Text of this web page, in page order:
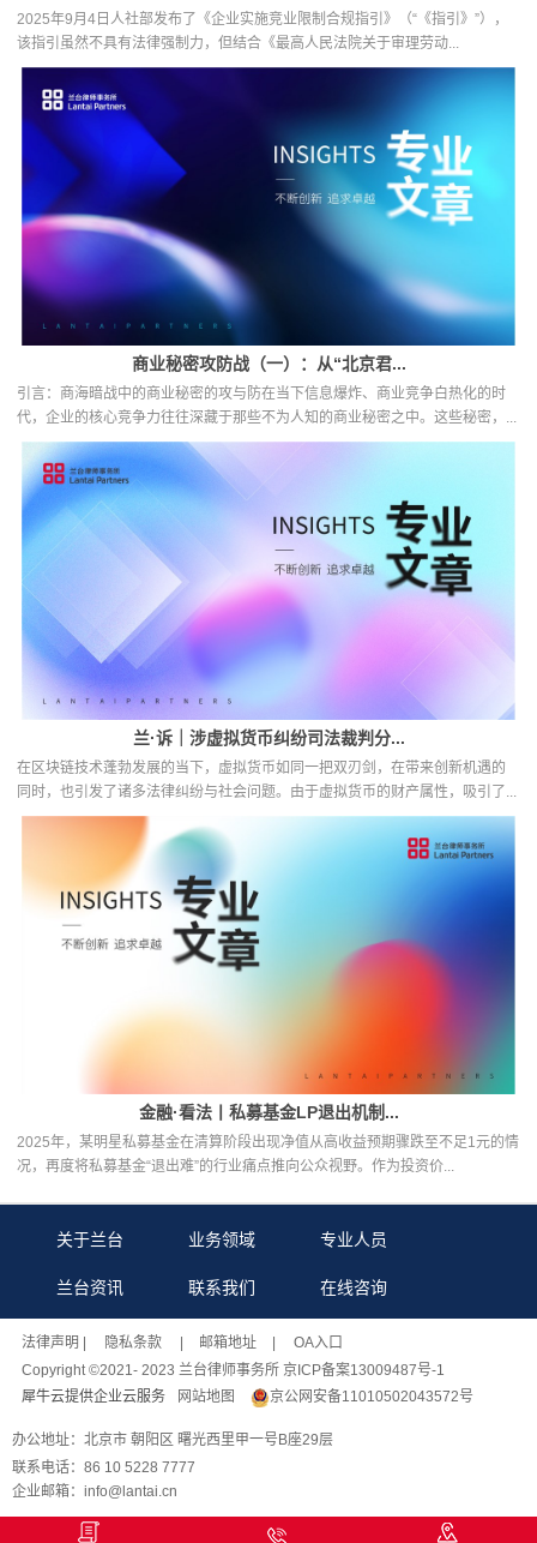
2025年9月4日人社部发布了《企业实施竞业限制合规指引》（“《指引》”），
该指引虽然不具有法律强制力，但结合《最高人民法院关于审理劳动...
商业秘密攻防战（一）：从“北京君...
引言：商海暗战中的商业秘密的攻与防在当下信息爆炸、商业竞争白热化的时
代，企业的核心竞争力往往深藏于那些不为人知的商业秘密之中。这些秘密，...
兰·诉｜涉虚拟货币纠纷司法裁判分...
在区块链技术蓬勃发展的当下，虚拟货币如同一把双刃剑，在带来创新机遇的
同时，也引发了诸多法律纠纷与社会问题。由于虚拟货币的财产属性，吸引了...
金融·看法丨私募基金LP退出机制...
2025年，某明星私募基金在清算阶段出现净值从高收益预期骤跌至不足1元的情
况，再度将私募基金“退出难”的行业痛点推向公众视野。作为投资价...
关于兰台 业务领域 专业人员
兰台资讯 联系我们 在线咨询
法律声明 | 隐私条款 | 邮箱地址
| OA入口
Copyright ©2021- 2023 兰台律师事务所 京ICP备案13009487号-1
犀牛云提供企业云服务
网站地图 京公网安备11010502043572号
办公地址：北京市 朝阳区 曙光西里甲一号B座29层
联系电话：86 10 5228 7777
企业邮箱：info@lantai.cn